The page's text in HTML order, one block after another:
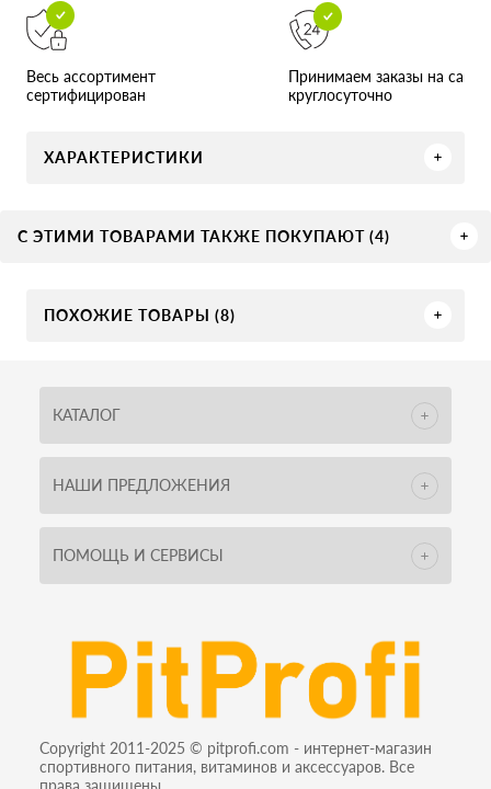
Весь ассортимент
сертифицирован
Принимаем заказы на сайте
круглосуточно
ХАРАКТЕРИСТИКИ
С ЭТИМИ ТОВАРАМИ ТАКЖЕ ПОКУПАЮТ (4)
ПОХОЖИЕ ТОВАРЫ (8)
КАТАЛОГ
НАШИ ПРЕДЛОЖЕНИЯ
ПОМОЩЬ И СЕРВИСЫ
Copyright 2011-2025 © pitprofi.com - интернет-магазин
спортивного питания, витаминов и аксессуаров. Все